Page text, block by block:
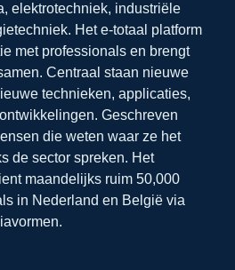
elektrotechniek, industriële
Het e-totaal platform
met professionals en brengt
Centraal staan nieuwe
technieken, applicaties,
Geschreven
die weten waar ze het
de sector spreken. Het
maandelijks ruim 50,000
in Nederland en België via